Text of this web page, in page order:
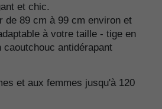
et chic.
de 89 cm à 99 cm environ et
à votre taille - tige en
caoutchouc antidérapant
et aux femmes jusqu'à 120